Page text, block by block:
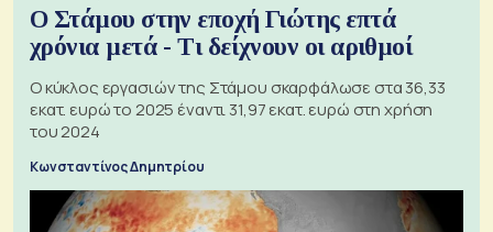
Ο Στάμου στην εποχή Γιώτης επτά
χρόνια μετά - Τι δείχνουν οι αριθμοί
Ο κύκλος εργασιών της Στάμου σκαρφάλωσε στα 36,33
εκατ. ευρώ το 2025 έναντι 31,97 εκατ. ευρώ στη χρήση
του 2024
Κωνσταντίνος Δημητρίου